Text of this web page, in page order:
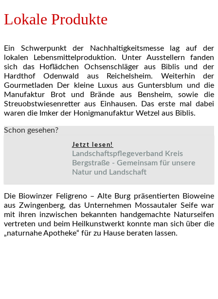
Lokale Produkte
Ein Schwerpunkt der Nachhaltigkeitsmesse lag auf der
lokalen Lebensmittelproduktion. Unter Ausstellern fanden
sich das Hoflädchen Ochsenschläger aus Biblis und der
Hardthof Odenwald aus Reichelsheim. Weiterhin der
Gourmetladen Der kleine Luxus aus Guntersblum und die
Manufaktur Brot und Brände aus Bensheim, sowie die
Streuobstwiesenretter aus Einhausen. Das erste mal dabei
waren die Imker der Honigmanufaktur Wetzel aus Biblis.
Schon gesehen?
Jetzt lesen!
Landschaftspflegeverband Kreis
Bergstraße - Gemeinsam für unsere
Natur und Landschaft
Die Biowinzer Feligreno – Alte Burg präsentierten Bioweine
aus Zwingenberg, das Unternehmen Mossautaler Seife war
mit ihren inzwischen bekannten handgemachte Naturseifen
vertreten und beim Heilkunstwerkt konnte man sich über die
„naturnahe Apotheke“ für zu Hause beraten lassen.